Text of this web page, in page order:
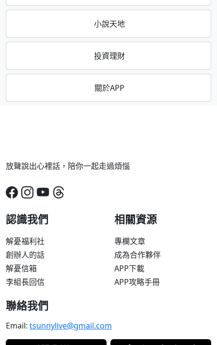
小說天地
投資理財
關於APP
放聲說出心裡話，陪你一起走過煩惱
認識我們
解憂福利社
創辦人的話
解憂信箱
李組長回信
相關資源
專欄文章
成為合作夥伴
APP下載
APP攻略手冊
聯絡我們
Email: tsunnylive@gmail.com